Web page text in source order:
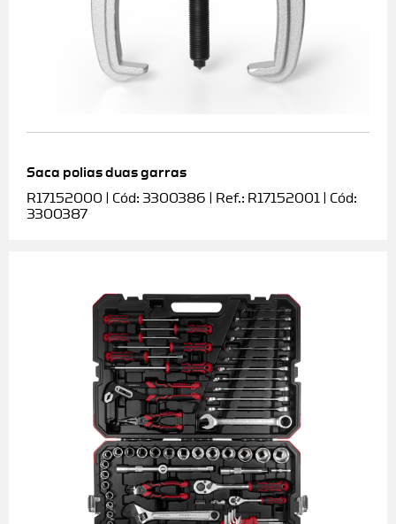
Saca polias duas garras
R17152000 | Cód: 3300386 | Ref.: R17152001 | Cód:
3300387